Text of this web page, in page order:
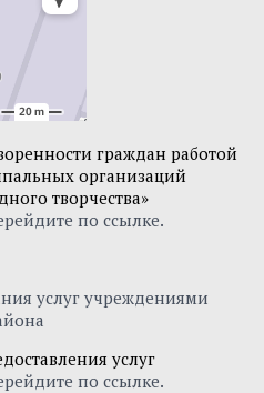
граждан работой
организаций
творчества»
по ссылке.
услуг
по ссылке.